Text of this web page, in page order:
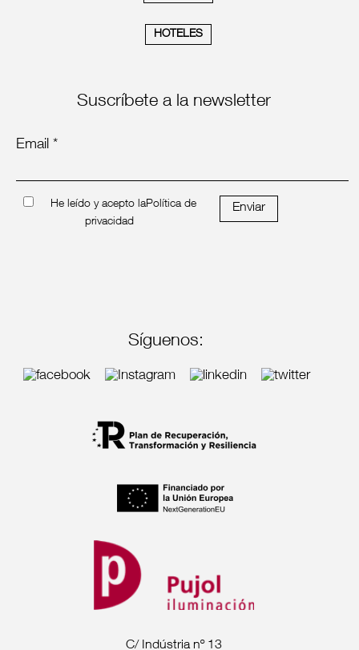
HOTELES
Suscríbete a la newsletter
Email *
He leído y acepto laPolítica de
privacidad
Enviar
Síguenos:
C/ Indústria nº 13